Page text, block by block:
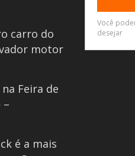
carro do
motor
Feira de
–
é a mais